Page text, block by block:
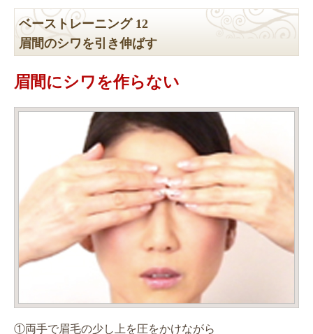
ベーストレーニング 12
眉間のシワを引き伸ばす
眉間にシワを作らない
①両手で眉毛の少し上を圧をかけながら